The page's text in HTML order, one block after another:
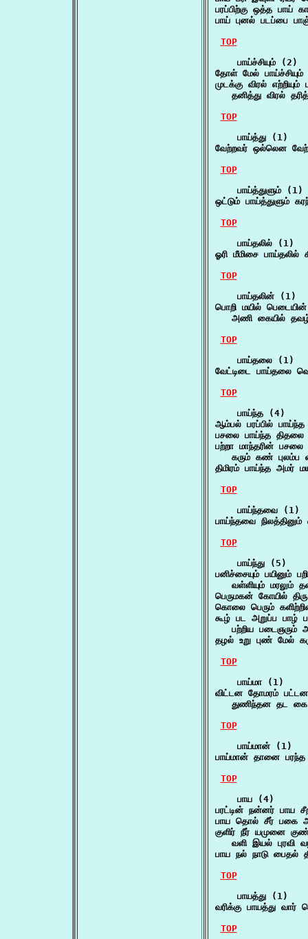
பரப்பிற்கு ஒத்த
பாய் புனல் படப்பை
TOP
    பாய்ச்சியும் (2)
தோள் மேல்
முடக்கு விரல் எற்றியும்
தனித்து விரல்
TOP
    பாய்த்து (1)
வேற்றவர் ஒல்லென
TOP
    பாய்த்துளும் (1)
ஒட்டும் பாய்த்துளும்
TOP
    பாய்தலில் (1)
ஓரி மீமிசை பாய்தலில்
TOP
    பாய்தலின் (1)
பொறி மயில் பெடையின்
அணி கையில்
TOP
    பாய்தலை (1)
வேட்டிடை பாய்தலை
TOP
    பாய்ந்த (4)
ஆம்பல் பரப்பில்
பசலை பாய்ந்த
பற்றா மாந்தரின் பசலை
கரும் கண் புலம்ப
திமிரம் பாய்ந்த அமர்
TOP
    பாய்ந்தவை (1)
பாய்ந்தவை
TOP
    பாய்ந்து (5)
பனிச்சையும் பயினும்
வள்ளியும் மரலும்
பெருமகன் கோயில்
கொலை பெரும்
கூழ் பட அறுப்ப பாழ்
பற்றிய படைஞரும்
தழல் உறு புண் மேல்
TOP
    பாய்மா (1)
விட்டன தோமரம் பட்டன
துணிந்தன தட கை
TOP
    பாய்மான் (1)
பாய்மான் தானை
TOP
    பாய (4)
பரட்டின் நன்னர் பாய
பாய தொல் சீர் பகை
குளிர் நீர் யமுனை
வளி இயல் புரவி
பாய நல் நாடு
TOP
    பாயத்து (1)
வரிக்கு பாயத்து
TOP